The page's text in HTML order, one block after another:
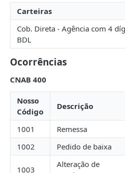
Permissões
ABC Brasil
Ailos
Arbi
Banco do Nordeste
Banco Industrial do Brasil
Banco Mercantil
Carteiras
Cob. Direta - Agência com 4
BDL
Ocorrências
CNAB 400
Nosso
Código
Descrição
1001
Remessa
1002
Pedido de baixa
1003
Alteração de